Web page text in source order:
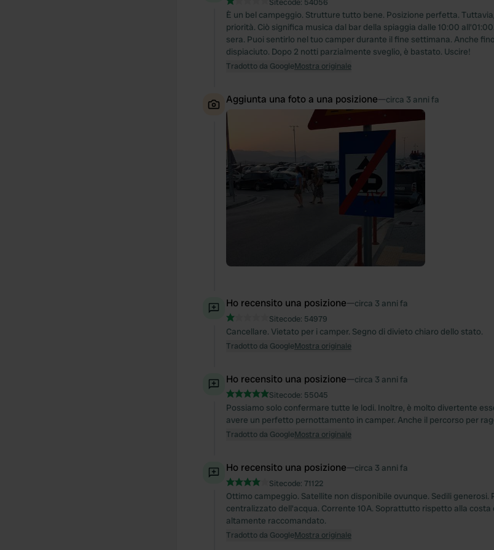
Sitecode: 54056
È un bel campeggio. Strutture tutto bene. Posizione perfetta.
priorità. Ciò significa musica dal bar della spiaggia dalle 10:00
sera. Puoi sentirlo nel tuo camper durante il fine settimana. Anche
dispiaciuto. Dopo 2 notti parzialmente sveglio, è bastato. Uscire!
Tradotto da GoogleMostra originale
Aggiunta una foto a una posizione—circa 3 anni fa
Ho recensito una posizione—circa 3 anni fa
Sitecode: 54979
Cancellare. Vietato per i camper. Segno di divieto chiaro dello stato.
Tradotto da GoogleMostra originale
Ho recensito una posizione—circa 3 anni fa
Sitecode: 55045
Possiamo solo confermare tutte le lodi. Inoltre, è molto divertente
avere un perfetto pernottamento in camper. Anche il percorso per
Tradotto da GoogleMostra originale
Ho recensito una posizione—circa 3 anni fa
Sitecode: 71122
Ottimo campeggio. Satellite non disponibile ovunque. Sedili generosi.
centralizzato dell'acqua. Corrente 10A. Soprattutto rispetto alla
altamente raccomandato.
Tradotto da GoogleMostra originale